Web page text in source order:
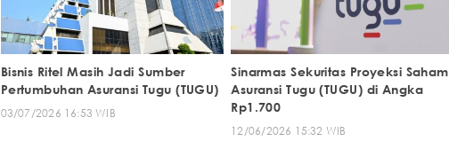
Bisnis Ritel Masih Jadi Sumber
Pertumbuhan Asuransi Tugu (TUGU)
03/07/2026 16:53 WIB
Sinarmas Sekuritas Proyeksi Saham
Asuransi Tugu (TUGU) di Angka
Rp1.700
12/06/2026 15:32 WIB